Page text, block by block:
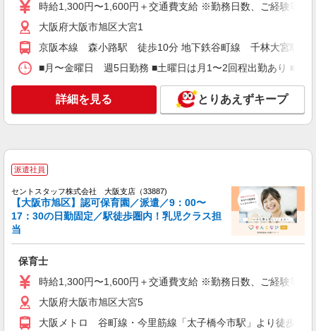
派遣社員 紹介予定派遣
ベルサンテスタッフ株式会社 大阪本社
イム 残業なし
時給1,450円〜1,500円＋交通費別途全額支給
・交通費全額支給 （車通勤の場合も駐車場代・ガ
ソリン代は弊社負担） ・各種保険完備 ・昇給あり
キープ 詳細を見る
ベルサンテ株式会社 大阪本社
保育士/朝の3時間 平日のみ WワークOK
【時給】1,600円〜＋交通費別途全額支給 ・交
通費全額支給 （車通勤の場合も駐車場代・ガソリ
キープ
派遣社員
時給1,300円〜1,600円＋交通費支給 ※勤務日数、ご経験等に
大阪府大阪市旭区大宮1
京阪本線 森小路駅 徒歩10分 地下鉄谷町線 千林大宮駅
■月〜金曜日 週5日勤務 ■土曜日は月1〜2回程出勤あり
詳細を見る とりあえずキープ
派遣社員
セントスタッフ株式会社 大阪支店（33887)
【大阪市旭区】認可保育園／派遣／9：00〜
17：30の日勤固定／駅徒歩圏内！乳児クラス担
当
保育士
時給1,300円〜1,600円＋交通費支給 ※勤務日数、ご経験等に
大阪府大阪市旭区大宮5
大阪メトロ 谷町線・今里筋線「太子橋今市駅」より徒歩10